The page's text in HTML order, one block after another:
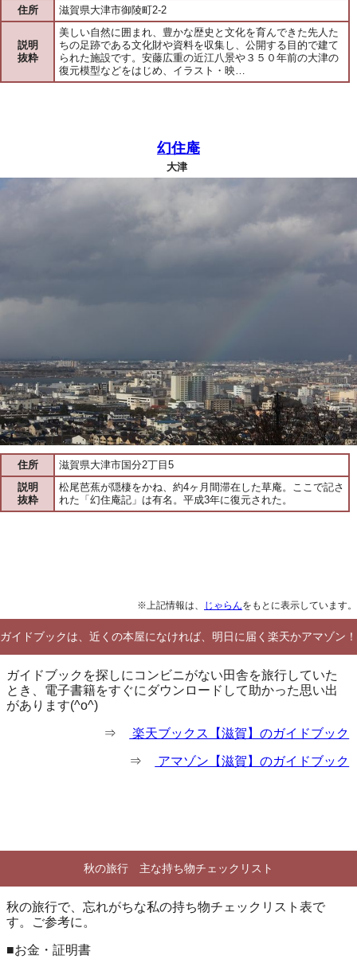
住所 滋賀県大津市御陵町2-2
説明
抜粋
美しい自然に囲まれ、豊かな歴史と文化を育んできた先人た
ちの足跡である文化財や資料を収集し、公開する目的で建て
られた施設です。安藤広重の近江八景や３５０年前の大津の
復元模型などをはじめ、イラスト・映…
幻住庵
大津
住所
滋賀県大津市国分2丁目5
説明
抜粋
松尾芭蕉が隠棲をかね、約4ヶ月間滞在した草庵。ここで記さ
れた「幻住庵記」は有名。平成3年に復元された。
※上記情報は、 じゃらんをもとに表示しています。
ガイドブックは、近くの本屋になければ、明日に届く楽天かアマゾン！
ガイドブックを探しにコンビニがない田舎を旅行していた
とき、電子書籍をすぐにダウンロードして助かった思い出
があります(^o^)
⇒ 楽天ブックス【滋賀】のガイドブック
⇒ アマゾン【滋賀】のガイドブック
秋の旅行 主な持ち物チェックリスト
秋の旅行で、忘れがちな私の持ち物チェックリスト表で
す。ご参考に。
■お金・証明書